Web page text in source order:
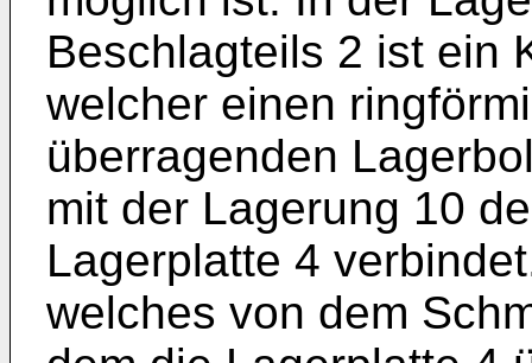
Beschlagteils 2 ist ein
welcher einen
überragenden
mit der Lagerung 10
Lagerplatte 4
welches von dem